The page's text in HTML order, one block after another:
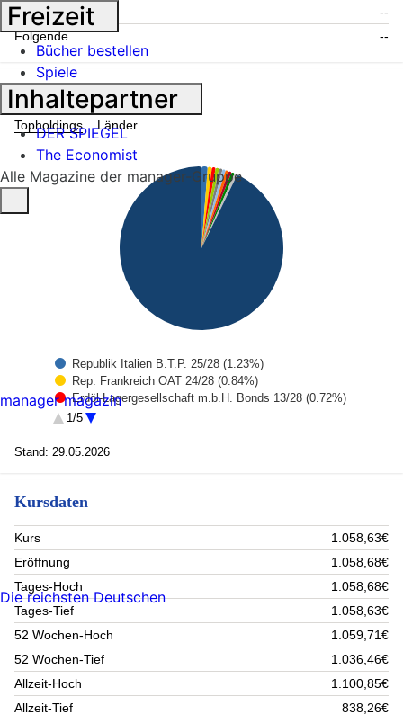
Einmalig
--
Folgende
--
Fondsstruktur
Topholdings Länder
Republik Italien B.T.P. 25/28 (1.23%)
Rep. Frankreich OAT 24/28 (0.84%)
Erdöl-Lagergesellschaft m.b.H. Bonds 13/28 (0.72%)
Republik Italien B.T.P. 24/27 (0.7%)
Tschechien Anl. 13/28 (0.62%)
Republik Italien B.T.P. 26/29 (0.61%)
1/5
Stand: 29.05.2026
Kursdaten
Kurs
1.058,63€
Eröffnung
1.058,68€
Tages-Hoch
1.058,68€
Tages-Tief
1.058,63€
52 Wochen-Hoch
1.059,71€
52 Wochen-Tief
1.036,46€
Allzeit-Hoch
1.100,85€
Allzeit-Tief
838,26€
Freizeit
Bücher bestellen
Spiele
Inhaltepartner
DER SPIEGEL
The Economist
Alle Magazine der manager-Gruppe
manager magazin
Die reichsten Deutschen